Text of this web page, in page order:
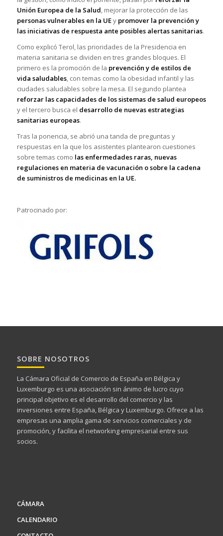
Unión Europea de la Salud, mejorar la protección de las
personas vulnerables en la UEy promover la prevención y
las iniciativas de respuesta ante posibles alertas sanitarias.
Como explicó Terol, las prioridades de la Presidencia en
materia sanitaria se dividen en tres grandes bloques. El
primero es la promoción de la prevención y de estilos de
vida saludables, con temas como la obesidad infantil y las
ciudades saludables sobre la mesa. El segundo plantea
reforzar las capacidades de los sistemas de salud europeos
y el tercero busca el desarrollo de nuevas estrategias
sanitarias europeas.
Tras la ponencia, se abrió una tanda de preguntas y
respuestas en la que los asistentes plantearon cuestiones
sobre temas como las enfermedades raras, nuevas
regulaciones en materia de vacunación o sobre la cadena
de suministros de medicinas en la UE.
Patrocinado por:
SOBRE NOSOTROS
La Cámara Oficial de Comercio de España en Bélgica y
Luxemburgo es una asociación sin ánimo de lucro cuyo
principal objetivo es el desarrollo del comercio y las
inversiones entre España, Bélgica y Luxemburgo. Ofrece a las
empresas una amplia gama de servicios comerciales y de
promoción, y facilita el networking empresarial entre sus
socios.
CÁMARA
CALENDARIO